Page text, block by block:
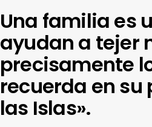
Una familia es
ayudan a tejer
precisamente
recuerda en su
las Islas».